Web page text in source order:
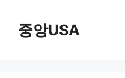
중앙USA